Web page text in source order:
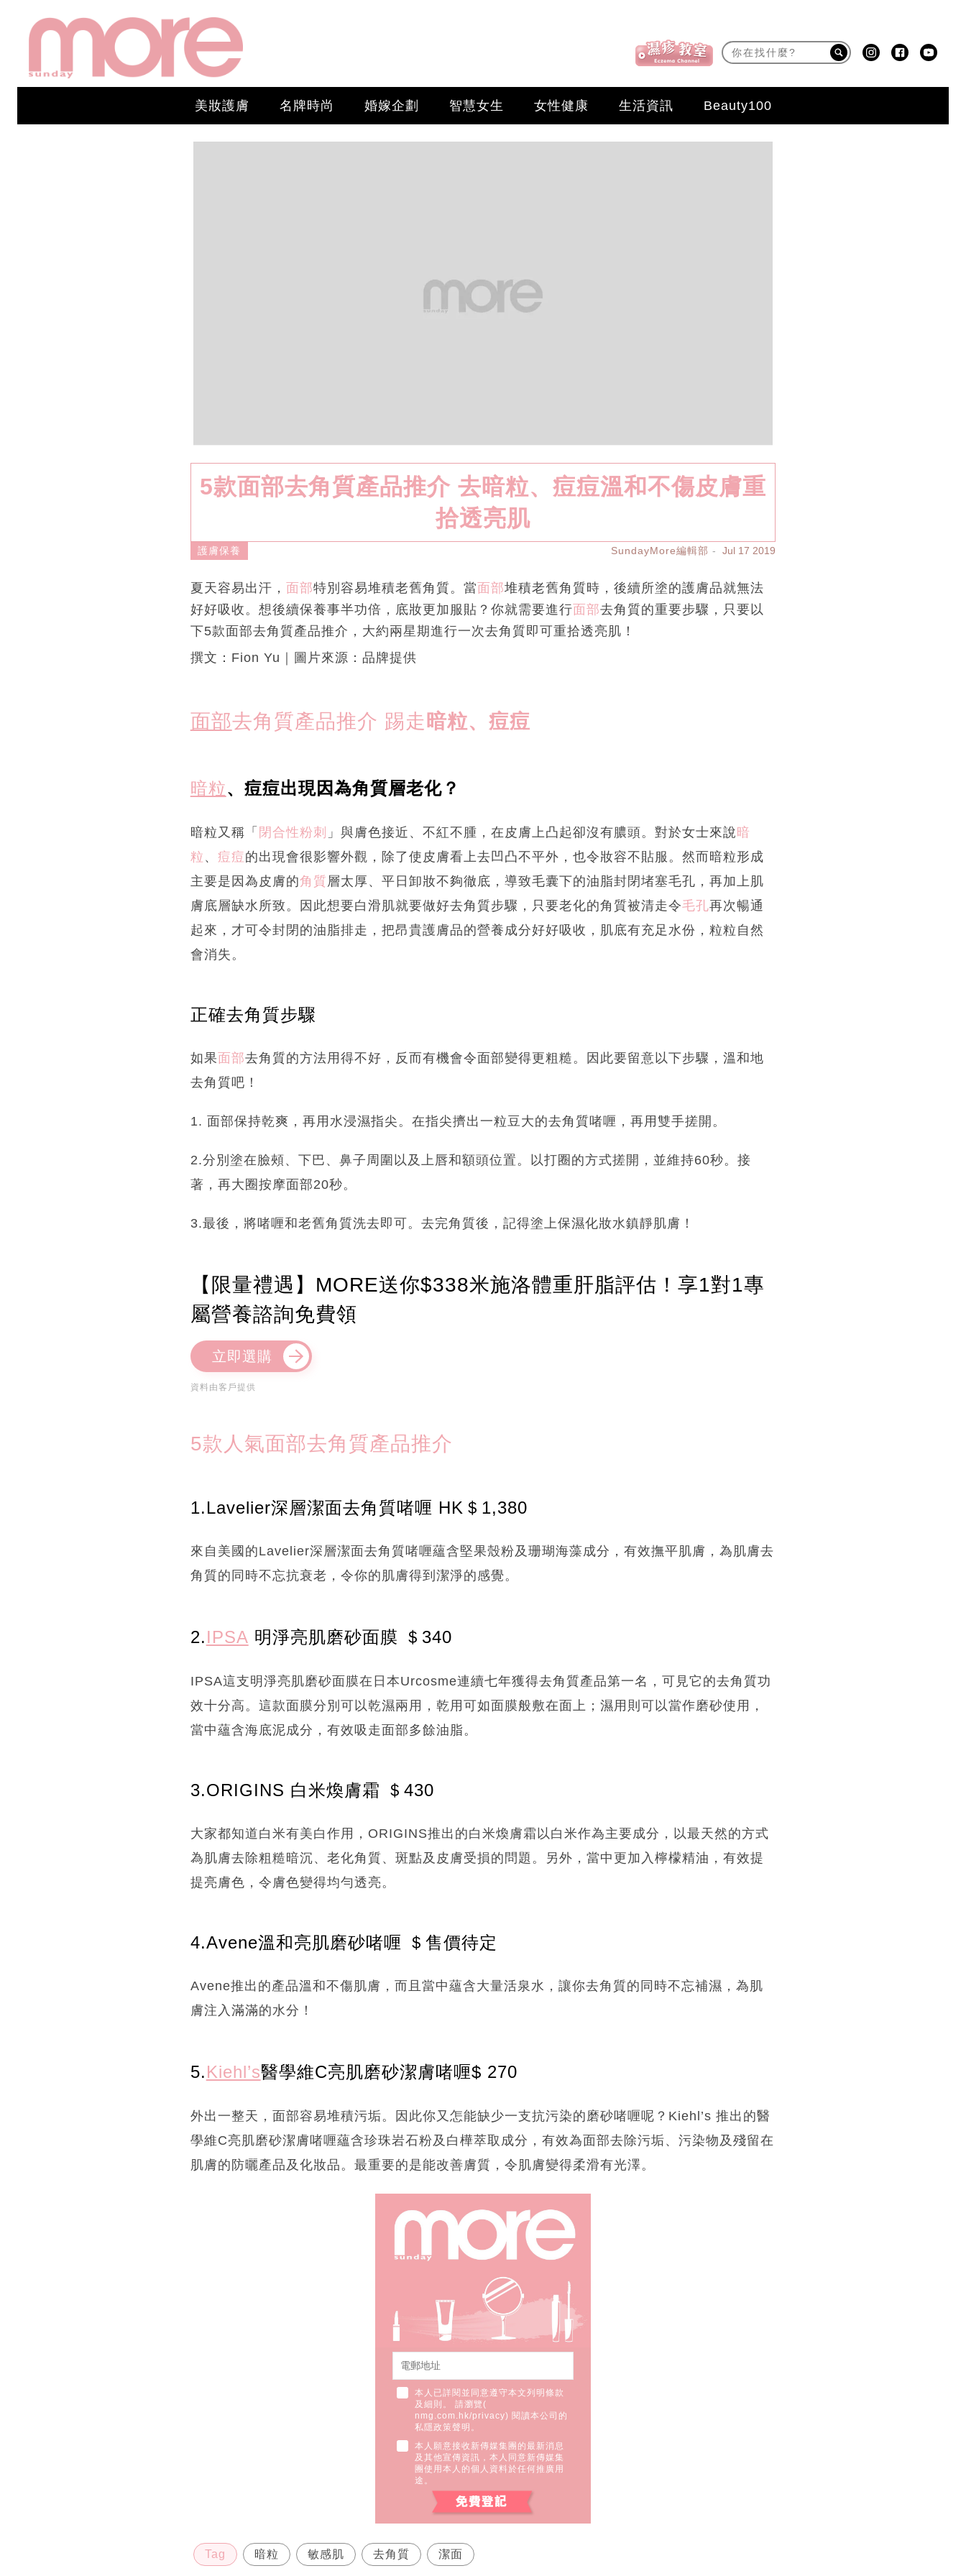
美妝護膚 名牌時尚 婚嫁企劃 智慧女生 女性健康 生活資訊 Beauty100
5款面部去角質產品推介 去暗粒、痘痘溫和不傷皮膚重
拾透亮肌
護膚保養 SundayMore編輯部 Jul 17 2019
夏天容易出汗， 面部特別容易堆積老舊角質。當面部堆積老舊角質時，後續所塗的護膚品就無法
好好吸收。想後續保養事半功倍，底妝更加服貼？你就需要進行面部去角質的重要步驟，只要以
下5款面部去角質產品推介，大約兩星期進行一次去角質即可重拾透亮肌！
撰文：Fion Yu｜圖片來源：品牌提供
面部去角質產品推介 踢走 暗粒、痘痘
暗粒、痘痘出現因為角質層老化？
暗粒又稱「 閉合性粉刺 」與膚色接近、不紅不腫，在皮膚上凸起卻沒有膿頭。對於女士來說暗
粒 、 痘痘的出現會很影響外觀，除了使皮膚看上去凹凸不平外，也令妝容不貼服。然而暗粒形成
主要是因為皮膚的角質 層太厚、平日卸妝不夠徹底，導致毛囊下的油脂封閉堵塞毛孔，再加上肌
膚底層缺水所致。因此想要白滑肌就要做好去角質步驟，只要老化的角質被清走令毛孔再次暢通
起來，才可令封閉的油脂排走，把昂貴護膚品的營養成分好好吸收，肌底有充足水份，粒粒自然
會消失。
正確去角質步驟
如果面部去角質的方法用得不好，反而有機會令面部變得更粗糙。因此要留意以下步驟，溫和地
去角質吧！
1. 面部保持乾爽，再用水浸濕指尖。在指尖擠出一粒豆大的去角質啫喱，再用雙手搓開。
2.分別塗在臉頰、下巴、鼻子周圍以及上唇和額頭位置。以打圈的方式搓開，並維持60秒。接
著，再大圈按摩面部20秒。
3.最後，將啫喱和老舊角質洗去即可。去完角質後，記得塗上保濕化妝水鎮靜肌膚！
【限量禮遇】MORE送你$338米施洛體重肝脂評估！享1對1專
屬營養諮詢免費領
立即選購
資料由客戶提供
5款人氣面部去角質產品推介
1.Lavelier深層潔面去角質啫喱 HK＄1,380
來自美國的Lavelier深層潔面去角質啫喱蘊含堅果殼粉及珊瑚海藻成分，有效撫平肌膚，為肌膚去
角質的同時不忘抗衰老，令你的肌膚得到潔淨的感覺。
2.IPSA 明淨亮肌磨砂面膜 ＄340
IPSA這支明淨亮肌磨砂面膜在日本Urcosme連續七年獲得去角質產品第一名，可見它的去角質功
效十分高。這款面膜分別可以乾濕兩用，乾用可如面膜般敷在面上；濕用則可以當作磨砂使用，
當中蘊含海底泥成分，有效吸走面部多餘油脂。
3.ORIGINS 白米煥膚霜 ＄430
大家都知道白米有美白作用，ORIGINS推出的白米煥膚霜以白米作為主要成分，以最天然的方式
為肌膚去除粗糙暗沉、老化角質、斑點及皮膚受損的問題。另外，當中更加入檸檬精油，有效提
提亮膚色，令膚色變得均勻透亮。
4.Avene溫和亮肌磨砂啫喱 ＄售價待定
Avene推出的產品溫和不傷肌膚，而且當中蘊含大量活泉水，讓你去角質的同時不忘補濕，為肌
膚注入滿滿的水分！
5.Kiehl’s醫學維C亮肌磨砂潔膚啫喱$ 270
外出一整天，面部容易堆積污垢。因此你又怎能缺少一支抗污染的磨砂啫喱呢？Kiehl’s 推出的醫
學維C亮肌磨砂潔膚啫喱蘊含珍珠岩石粉及白樺萃取成分，有效為面部去除污垢、污染物及殘留在
肌膚的防曬產品及化妝品。最重要的是能改善膚質，令肌膚變得柔滑有光澤。
本人已詳閱並同意遵守本文列明條款
及細則。 請瀏覽(
nmg.com.hk/privacy) 閱讀本公司的
私隱政策聲明。
本人願意接收新傳媒集團的最新消息
及其他宣傳資訊，本人同意新傳媒集
團使用本人的個人資料於任何推廣用
途。
Tag 暗粒 敏感肌 去角質 潔面